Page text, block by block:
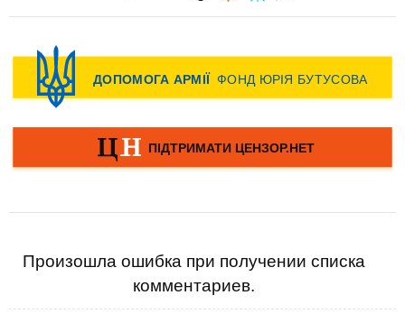
Произошла ошибка при получении списка
комментариев.